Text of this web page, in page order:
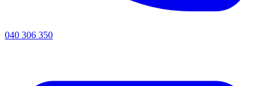
040 306 350